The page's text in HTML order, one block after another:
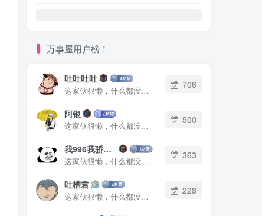
万事屋用户榜！
吐吐吐吐
这家伙很懒，什么都没有写...
706
阿银
这家伙很懒，什么都没有写...
500
我996我骄傲了么
这家伙很懒，什么都没有写...
363
吐槽君
这家伙很懒，什么都没有写...
228